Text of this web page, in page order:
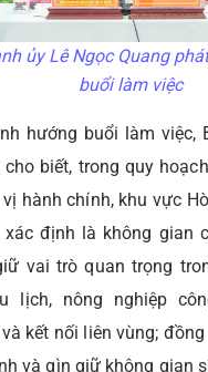
ủy Lê Ngọc Quang
buổi làm việc
hướng buổi làm việc,
cho biết, trong quy
hành chính, khu vực
xác định là không gian
vai trò quan trọng
lịch, nông nghiệp
kết nối liên vùng;
và gìn giữ không gian